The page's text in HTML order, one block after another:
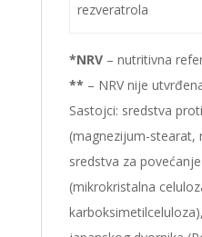
rezveratrola
*NRV– nutritivna
** – NRV nije
Sastojci: sredstva
(magnezijum-stearat,
sredstva za
(mikrokristalna